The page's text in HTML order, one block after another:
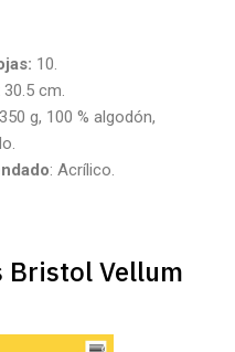
10.
30.5 cm.
350 g, 100 % algodón,
: Acrílico.
Bristol Vellum